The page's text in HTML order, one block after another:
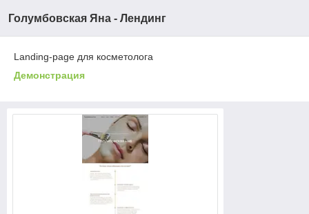
Голумбовская Яна - Лендинг
Landing-page для косметолога
Демонстрация